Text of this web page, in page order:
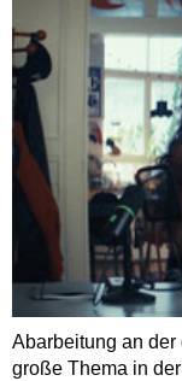
Abarbeitung an
große Thema in